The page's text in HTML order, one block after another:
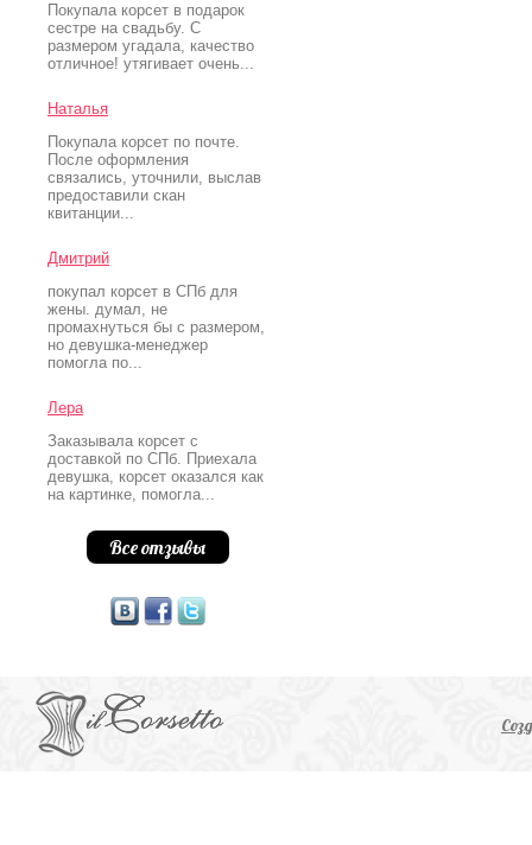
Покупала корсет в подарок
сестре на свадьбу. С
размером угадала, качество
отличное! утягивает очень...
Наталья
Покупала корсет по почте.
После оформления
связались, уточнили, выслав
предоставили скан
квитанции...
Дмитрий
покупал корсет в СПб для
жены. думал, не
промахнуться бы с размером,
но девушка-менеджер
помогла по...
Лера
Заказывала корсет с
доставкой по СПб. Приехала
девушка, корсет оказался как
на картинке, помогла...
Все отзывы